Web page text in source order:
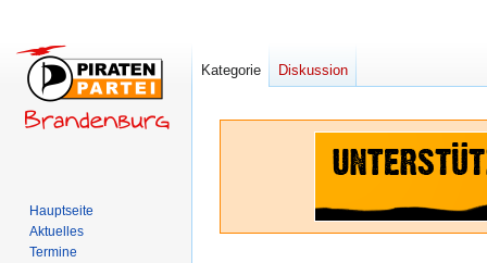
Kategorie Diskussion
Hauptseite
Aktuelles
Termine